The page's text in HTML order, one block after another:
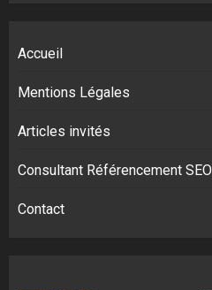
Accueil
Mentions Légales
Articles invités
Consultant Référencement SEO
Contact